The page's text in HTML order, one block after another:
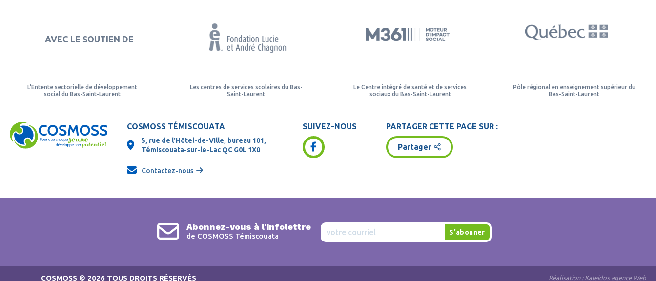
AVEC LE SOUTIEN DE
L'Entente sectorielle de développement
social du Bas-Saint-Laurent
Les centres de services scolaires du Bas-
Saint-Laurent
Le Centre intégré de santé et de services
sociaux du Bas-Saint-Laurent
Pôle régional en enseignement supérieur du
Bas-Saint-Laurent
COSMOSS TÉMISCOUATA
5, rue de l'Hôtel-de-Ville, bureau 101,
Témiscouata-sur-le-Lac QC G0L 1X0
Contactez-nous
SUIVEZ-NOUS PARTAGER CETTE PAGE SUR :
Partager
Abonnez-vous à l'infolettre
de COSMOSS Témiscouata
COSMOSS © 2026 TOUS DROITS RÉSERVÉS Réalisation : Kaleidos agence Web